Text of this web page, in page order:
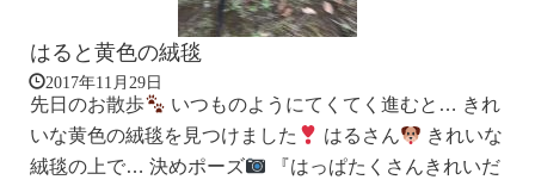
はると黄色の絨毯
2017年11月29日
先日のお散歩
いつものようにてくてく進むと… きれ
いな黄色の絨毯を見つけました
はるさん
きれいな
絨毯の上で… 決めポーズ
『はっぱたくさんきれいだ